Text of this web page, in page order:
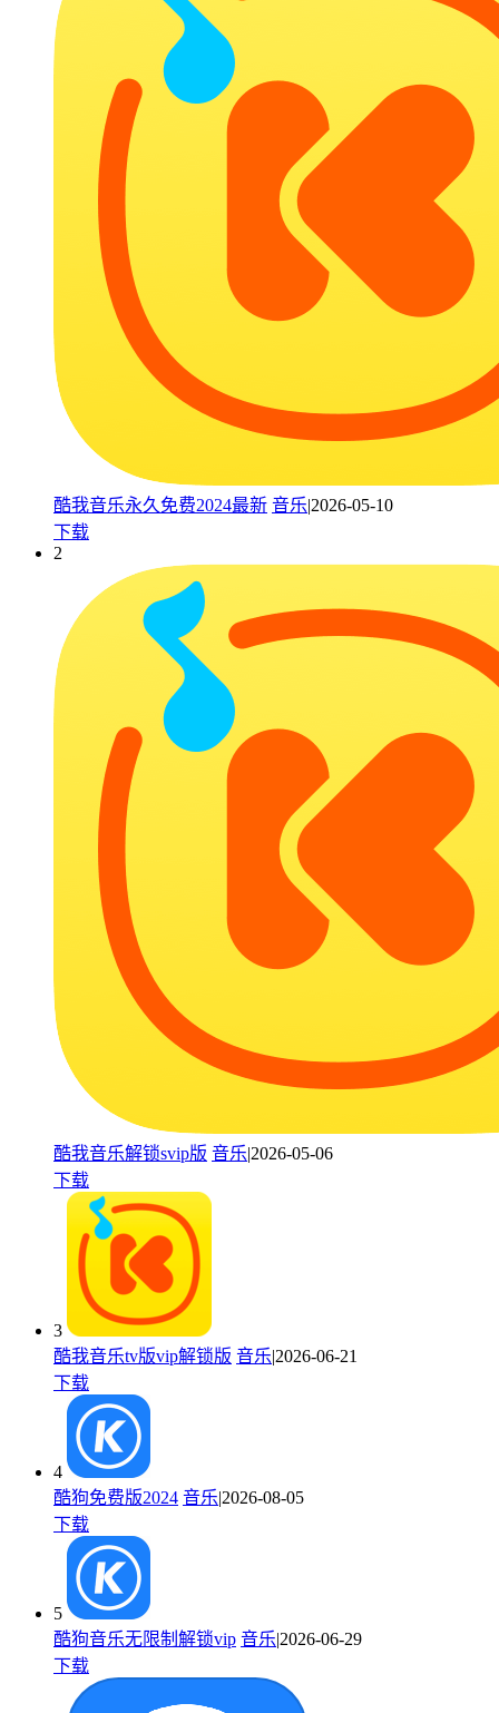
酷我音乐永久免费2024最新 音乐|2026-05-10
下载
2
酷我音乐解锁svip版 音乐|2026-05-06
下载
3
酷我音乐tv版vip解锁版 音乐|2026-06-21
下载
4
酷狗免费版2024 音乐|2026-08-05
下载
5
酷狗音乐无限制解锁vip 音乐|2026-06-29
下载